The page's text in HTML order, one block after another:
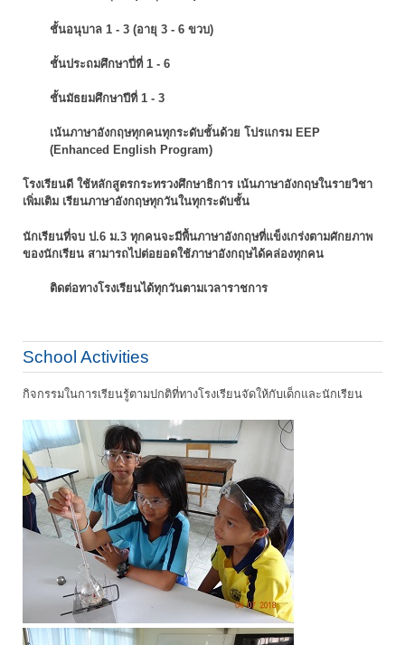
ชั้นอนุบาล 1 - 3 (อายุ 3 - 6 ขวบ)
ชั้นประถมศึกษาปี่ที่ 1 - 6
ชั้นมัธยมศึกษาปีที่ 1 - 3
เน้นภาษาอังกฤษทุกคนทุกระดับชั้นด้วย โปรแกรม EEP
(Enhanced English Program)
โรงเรียนดี ใช้หลักสูตรกระทรวงศึกษาธิการ เน้นภาษาอังกฤษในรายวิชา
เพิ่มเติม เรียนภาษาอังกฤษทุกวันในทุกระดับชั้น
นักเรียนที่จบ ป.6 ม.3 ทุกคนจะมีพื้นภาษาอังกฤษที่แข็งเกร่งตามศักยภาพ
ของนักเรียน สามารถไปต่อยอดใช้ภาษาอังกฤษได้คล่องทุกคน
ติดต่อทางโรงเรียนได้ทุกวันตามเวลาราชการ
School Activities
กิจกรรมในการเรียนรู้ตามปกติที่ทางโรงเรียนจัดให้กับเด็กและนักเรียน